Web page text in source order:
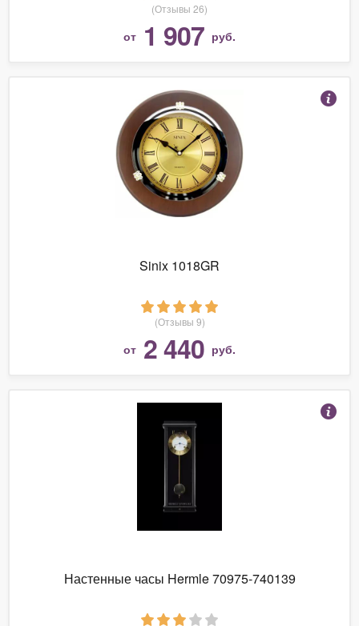
(Отзывы 26)
от 1 907 руб.
Sinix 1018GR
(Отзывы 9)
от 2 440 руб.
Настенные часы Hermle 70975-740139